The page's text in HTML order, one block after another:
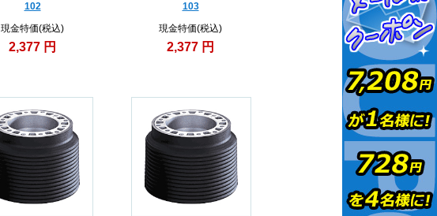
102
現金特価(税込)
2,377 円
103
現金特価(税込)
2,377 円